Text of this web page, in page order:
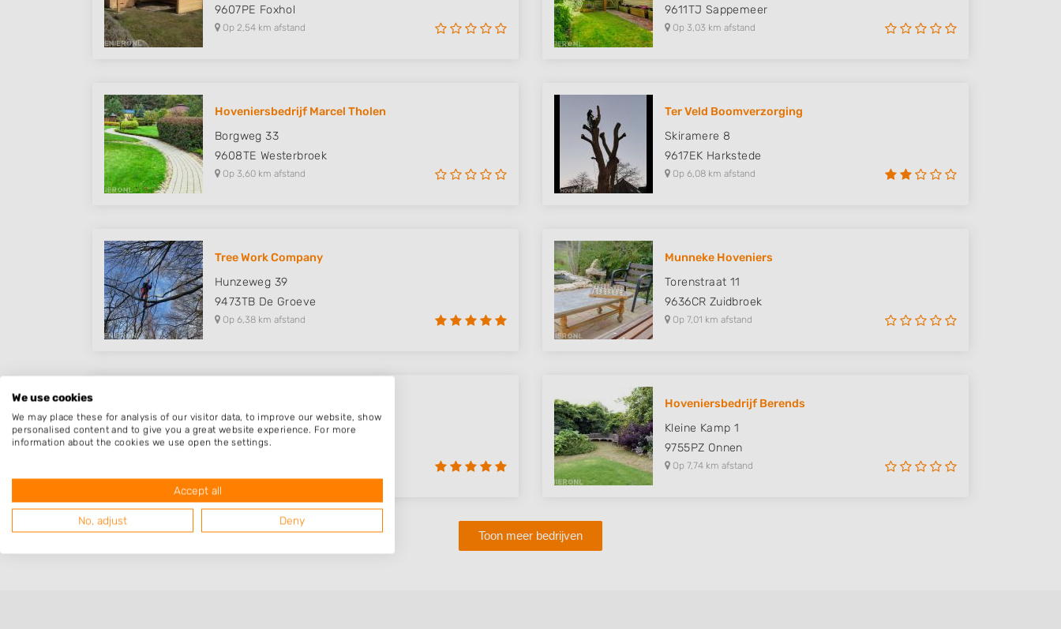
9607PE Foxhol
Op 2,54 km afstand
9611TJ Sappemeer
Op 3,03 km afstand
Hoveniersbedrijf Marcel Tholen
Borgweg 33
9608TE Westerbroek
Op 3,60 km afstand
Ter Veld Boomverzorging
Skiramere 8
9617EK Harkstede
Op 6,08 km afstand
Tree Work Company
Hunzeweg 39
9473TB De Groeve
Op 6,38 km afstand
Munneke Hoveniers
Torenstraat 11
9636CR Zuidbroek
Op 7,01 km afstand
Middenstraat 6
9479PL Noordlaren
Hoveniersbedrijf Berends
Kleine Kamp 1
9755PZ Onnen
Op 7,74 km afstand
Toon meer bedrijven
We use cookies
We may place these for analysis of our visitor data, to improve our website, show
personalised content and to give you a great website experience. For more
information about the cookies we use open the settings.
Accept all
No, adjust Deny